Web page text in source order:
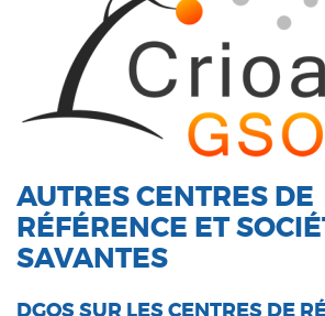
AUTRES CENTRES DE
RÉFÉRENCE ET
SAVANTES
DGOS SUR LES CENTRES DE